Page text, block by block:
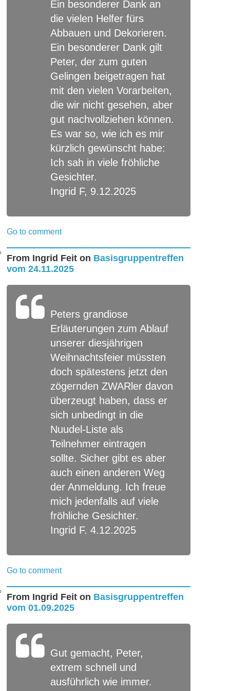
Ein besonderer Dank an
die vielen Helfer fürs
Abbauen und Dekorieren.
Ein besonderer Dank gilt
Peter, der zum guten
Gelingen beigetragen hat
mit den vielen Vorarbeiten,
die wir nicht gesehen, aber
gut nachvollziehen können.
Es war so, wie ich es mir
kürzlich gewünscht habe:
Ich sah in viele fröhliche
Gesichter.
Ingrid F, 9.12.2025
Go to comment
From Ingrid Feit on Basisgruppentreffen
vom 24.11.2025
Peters grandiose
Erläuterungen zum Ablauf
unserer diesjährigen
Weihnachtsfeier müssten
doch spätestens jetzt den
zögernden ZWARler davon
überzeugt haben, dass er
sich unbedingt in die
Nuudel-Liste als
Teilnehmer eintragen
sollte. Sicher gibt es aber
auch einen anderen Weg
der Anmeldung. Ich freue
mich jedenfalls auf viele
fröhliche Gesichter.
Ingrid F. 4.12.2025
Go to comment
From Ingrid Feit on Basisgruppentreffen
vom 01.09.2025
Gut gemacht, Peter,
extrem schnell und
ausführlich wie immer.